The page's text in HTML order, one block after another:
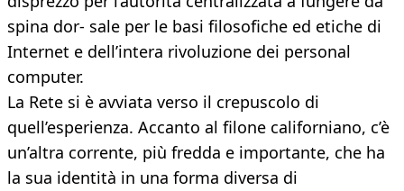
spina dor- sale per le basi filosofiche ed etiche di
Internet e dell’intera rivoluzione dei personal
computer.
La Rete si è avviata verso il crepuscolo di
quell’esperienza. Accanto al filone californiano, c’è
un’altra corrente, più fredda e importante, che ha
la sua identità in una forma diversa di